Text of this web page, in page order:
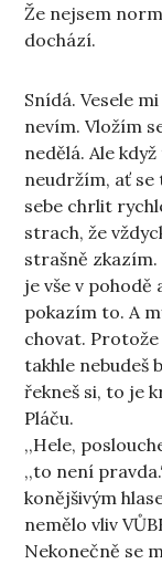
Že nejsem
dochází.
Snídá. Vesele
nevím. Vložím
nedělá. Ale
neudržím, ať se
sebe chrlit
strach, že
strašně zkazím.
je vše v pohodě
pokazím to. A
chovat.
takhle nebudeš
řekneš si, to je
Pláču.
,,Hele,
,,to není
konějšivým
nemělo vliv
Nekonečně se